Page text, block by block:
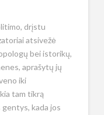
drįstu
atsivežė
bei istorikų,
aprašytų jų
iki
tam tikrą
kada jos